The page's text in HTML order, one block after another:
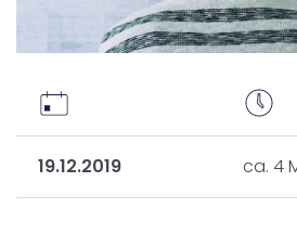
19.12.2019 ca. 4